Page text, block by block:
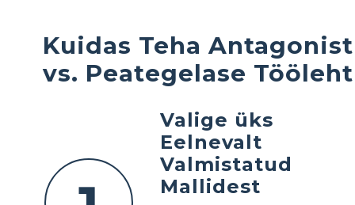
Kuidas Teha Antagonist
vs. Peategelase Tööleht
Valige üks
Eelnevalt
Valmistatud
Mallidest